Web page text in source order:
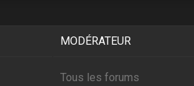
MODÉRATEUR
Tous les forums